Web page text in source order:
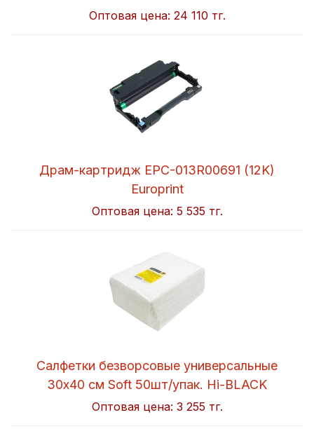
Оптовая цена: 24 110 тг.
Драм-картридж EPC-013R00691 (12K)
Europrint
Оптовая цена: 5 535 тг.
Салфетки безворсовые универсальные
30x40 см Soft 50шт/упак. Hi-BLACK
Оптовая цена: 3 255 тг.